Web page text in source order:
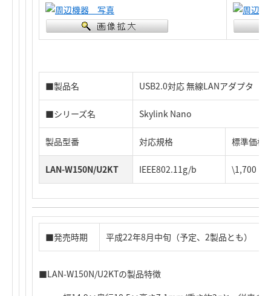
■製品名 USB2.0対応 無線LANアダプタ
■シリーズ名 Skylink Nano
製品型番 対応規格 標準価格
LAN-W150N/U2KT IEEE802.11g/b \1,700（
■発売時期 平成22年8月中旬（予定、2製品とも）
■LAN-W150N/U2KTの製品特徴